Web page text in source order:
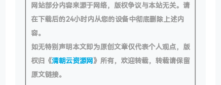
网站部分内容来源于网络，版权争议与本站无关。请
在下载后的24小时内从您的设备中彻底删除上述内
容。
如无特别声明本文即为原创文章仅代表个人观点，版
权归《清朝云资源网》所有，欢迎转载，转载请保留
原文链接。